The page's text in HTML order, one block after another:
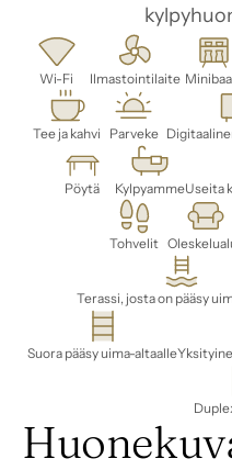
Wi-Fi Ilmastointilaite
Tee ja kahvi Parveke
Pöytä KylpyammeUseita
Tohvelit
Terassi, josta on pääsy
Suora pääsy uima-altaalle